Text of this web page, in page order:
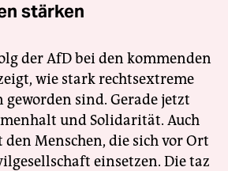
stärken
der AfD bei den kommenden
wie stark rechtsextreme
sind. Gerade jetzt
und Solidarität. Auch
Menschen, die sich vor Ort
einsetzen. Die taz